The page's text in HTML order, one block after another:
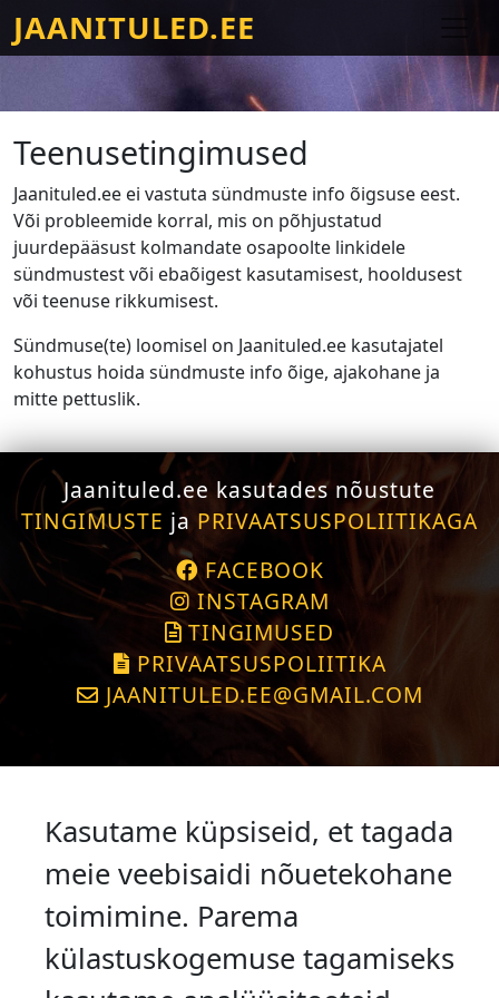
JAANITULED.EE
Teenusetingimused
Jaanituled.ee ei vastuta sündmuste info õigsuse eest.
Või probleemide korral, mis on põhjustatud
juurdepääsust kolmandate osapoolte linkidele
sündmustest või ebaõigest kasutamisest, hooldusest
või teenuse rikkumisest.
Sündmuse(te) loomisel on Jaanituled.ee kasutajatel
kohustus hoida sündmuste info õige, ajakohane ja
mitte pettuslik.
Kasutame küpsiseid, et tagada
meie veebisaidi nõuetekohane
toimimine. Parema
külastuskogemuse tagamiseks
Jaanituled.ee kasutades nõustute
TINGIMUSTE ja PRIVAATSUSPOLIITIKAGA
FACEBOOK
INSTAGRAM
TINGIMUSED
PRIVAATSUSPOLIITIKA
JAANITULED.EE@GMAIL.COM